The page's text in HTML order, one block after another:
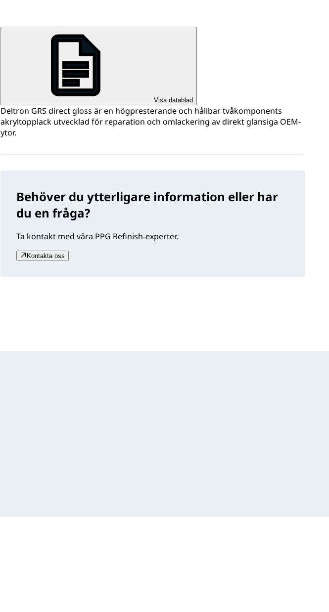
Visa datablad
Deltron GRS direct gloss är en högpresterande och hållbar tvåkomponents
akryltopplack utvecklad för reparation och omlackering av direkt glansiga OEM-
ytor.
Behöver du ytterligare information eller har
du en fråga?
Ta kontakt med våra PPG Refinish-experter.
Kontakta oss